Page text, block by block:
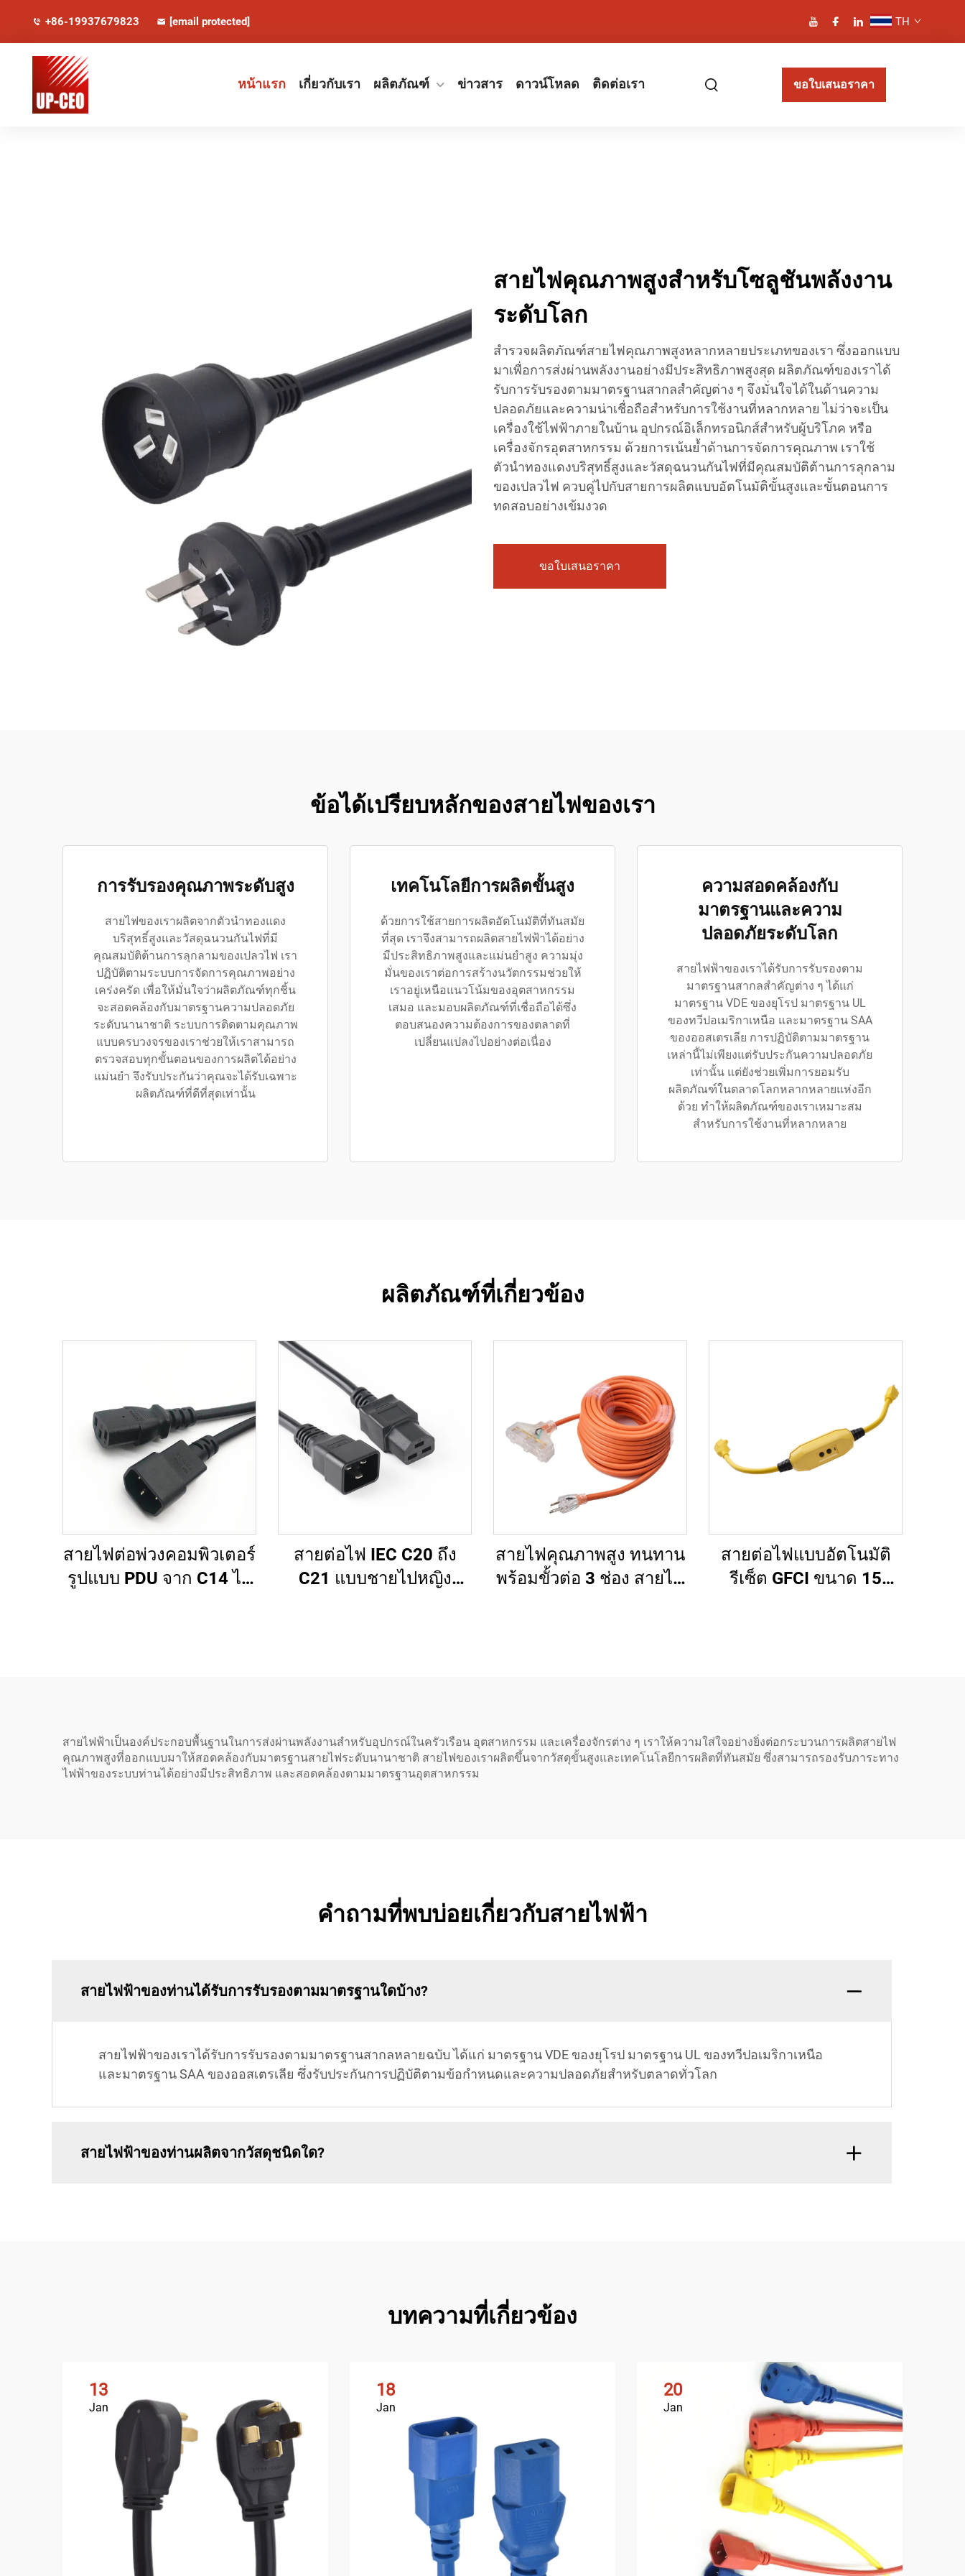
+86-19937679823 [email protected] TH
หน้าแรก เกี่ยวกับเรา ผลิตภัณฑ์ ข่าวสาร ดาวน์โหลด ติดต่อเรา ขอใบเสนอราคา
สายไฟคุณภาพสูงสำหรับโซลูชันพลังงาน
ระดับโลก
สำรวจผลิตภัณฑ์สายไฟคุณภาพสูงหลากหลายประเภทของเรา ซึ่งออกแบบ
มาเพื่อการส่งผ่านพลังงานอย่างมีประสิทธิภาพสูงสุด ผลิตภัณฑ์ของเราได้
รับการรับรองตามมาตรฐานสากลสำคัญต่าง ๆ จึงมั่นใจได้ในด้านความ
ปลอดภัยและความน่าเชื่อถือสำหรับการใช้งานที่หลากหลาย ไม่ว่าจะเป็น
เครื่องใช้ไฟฟ้าภายในบ้าน อุปกรณ์อิเล็กทรอนิกส์สำหรับผู้บริโภค หรือ
เครื่องจักรอุตสาหกรรม ด้วยการเน้นย้ำด้านการจัดการคุณภาพ เราใช้
ตัวนำทองแดงบริสุทธิ์สูงและวัสดุฉนวนกันไฟที่มีคุณสมบัติต้านการลุกลาม
ของเปลวไฟ ควบคู่ไปกับสายการผลิตแบบอัตโนมัติขั้นสูงและขั้นตอนการ
ทดสอบอย่างเข้มงวด
ขอใบเสนอราคา
ข้อได้เปรียบหลักของสายไฟของเรา
การรับรองคุณภาพระดับสูง
สายไฟของเราผลิตจากตัวนำทองแดง
บริสุทธิ์สูงและวัสดุฉนวนกันไฟที่มี
คุณสมบัติต้านการลุกลามของเปลวไฟ เรา
ปฏิบัติตามระบบการจัดการคุณภาพอย่าง
เคร่งครัด เพื่อให้มั่นใจว่าผลิตภัณฑ์ทุกชิ้น
จะสอดคล้องกับมาตรฐานความปลอดภัย
ระดับนานาชาติ ระบบการติดตามคุณภาพ
แบบครบวงจรของเราช่วยให้เราสามารถ
ตรวจสอบทุกขั้นตอนของการผลิตได้อย่าง
แม่นยำ จึงรับประกันว่าคุณจะได้รับเฉพาะ
ผลิตภัณฑ์ที่ดีที่สุดเท่านั้น
เทคโนโลยีการผลิตขั้นสูง
ด้วยการใช้สายการผลิตอัตโนมัติที่ทันสมัย
ที่สุด เราจึงสามารถผลิตสายไฟฟ้าได้อย่าง
มีประสิทธิภาพสูงและแม่นยำสูง ความมุ่ง
มั่นของเราต่อการสร้างนวัตกรรมช่วยให้
เราอยู่เหนือแนวโน้มของอุตสาหกรรม
เสมอ และมอบผลิตภัณฑ์ที่เชื่อถือได้ซึ่ง
ตอบสนองความต้องการของตลาดที่
เปลี่ยนแปลงไปอย่างต่อเนื่อง
ความสอดคล้องกับ
มาตรฐานและความ
ปลอดภัยระดับโลก
สายไฟฟ้าของเราได้รับการรับรองตาม
มาตรฐานสากลสำคัญต่าง ๆ ได้แก่
มาตรฐาน VDE ของยุโรป มาตรฐาน UL
ของทวีปอเมริกาเหนือ และมาตรฐาน SAA
ของออสเตรเลีย การปฏิบัติตามมาตรฐาน
เหล่านี้ไม่เพียงแต่รับประกันความปลอดภัย
เท่านั้น แต่ยังช่วยเพิ่มการยอมรับ
ผลิตภัณฑ์ในตลาดโลกหลากหลายแห่งอีก
ด้วย ทำให้ผลิตภัณฑ์ของเราเหมาะสม
สำหรับการใช้งานที่หลากหลาย
ผลิตภัณฑ์ที่เกี่ยวข้อง
สายไฟต่อพ่วงคอมพิวเตอร์
รูปแบบ PDU จาก C14 ไป
สายต่อไฟ IEC C20 ถึง
C21 แบบชายไปหญิง
สายไฟคุณภาพสูง ทนทาน
พร้อมขั้วต่อ 3 ช่อง สายไฟ
สายต่อไฟแบบอัตโนมัติ
รีเซ็ต GFCI ขนาด 15
สายไฟฟ้าเป็นองค์ประกอบพื้นฐานในการส่งผ่านพลังงานสำหรับอุปกรณ์ในครัวเรือน อุตสาหกรรม และเครื่องจักรต่าง ๆ เราให้ความใส่ใจอย่างยิ่งต่อกระบวนการผลิตสายไฟ
คุณภาพสูงที่ออกแบบมาให้สอดคล้องกับมาตรฐานสายไฟระดับนานาชาติ สายไฟของเราผลิตขึ้นจากวัสดุขั้นสูงและเทคโนโลยีการผลิตที่ทันสมัย ซึ่งสามารถรองรับภาระทาง
ไฟฟ้าของระบบท่านได้อย่างมีประสิทธิภาพ และสอดคล้องตามมาตรฐานอุตสาหกรรม
คำถามที่พบบ่อยเกี่ยวกับสายไฟฟ้า
สายไฟฟ้าของท่านได้รับการรับรองตามมาตรฐานใดบ้าง?
สายไฟฟ้าของเราได้รับการรับรองตามมาตรฐานสากลหลายฉบับ ได้แก่ มาตรฐาน VDE ของยุโรป มาตรฐาน UL ของทวีปอเมริกาเหนือ
และมาตรฐาน SAA ของออสเตรเลีย ซึ่งรับประกันการปฏิบัติตามข้อกำหนดและความปลอดภัยสำหรับตลาดทั่วโลก
สายไฟฟ้าของท่านผลิตจากวัสดุชนิดใด?
บทความที่เกี่ยวข้อง
13
Jan
18
Jan
20
Jan